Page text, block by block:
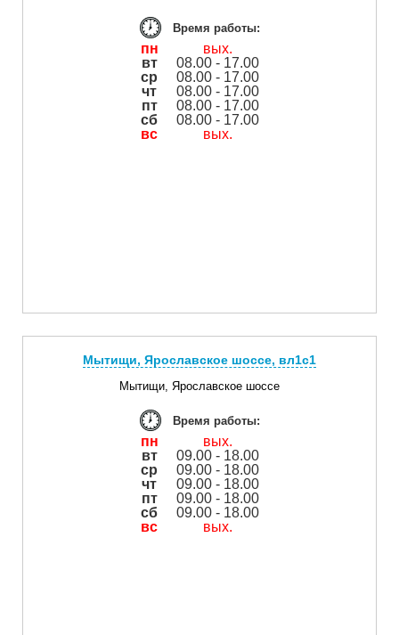
Время работы:
пн
вых.
вт
08.00 - 17.00
ср
08.00 - 17.00
чт
08.00 - 17.00
пт
08.00 - 17.00
сб
08.00 - 17.00
вс
вых.
Мытищи, Ярославское шоссе, вл1с1
Мытищи, Ярославское шоссе
Время работы:
пн
вых.
вт
09.00 - 18.00
ср
09.00 - 18.00
чт
09.00 - 18.00
пт
09.00 - 18.00
сб
09.00 - 18.00
вс
вых.